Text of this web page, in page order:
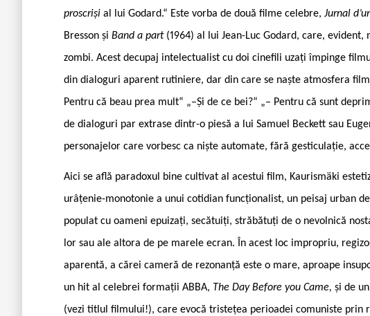
proscriși al lui Godard.“ Este vorba de două filme celebre, Jurnal
Bresson și Band a part (1964) al lui Jean-Luc Godard, care,
zombi. Acest decupaj intelectualist cu doi cinefili uzați împinge
din dialoguri aparent rutiniere, dar din care se naște atmosfera
Pentru că beau prea mult“ „–Și de ce bei?“ „– Pentru că sunt
de dialoguri par extrase dintr-o piesă a lui Samuel Beckett sau
personajelor care vorbesc ca niște automate, fără gesticulație,
Aici se află paradoxul bine cultivat al acestui film, Kaurismäki
urâțenie-monotonie a unui cotidian funcționalist, un peisaj urban
populat cu oameni epuizați, secătuiți, străbătuți de o nevolnică
lor sau ale altora de pe marele ecran. În acest loc impropriu,
aparentă, a cărei cameră de rezonanță este o mare, aproape
un hit al celebrei formații ABBA, The Day Before you Came, și de
(vezi titlul filmului!), care evocă tristețea perioadei comuniste prin